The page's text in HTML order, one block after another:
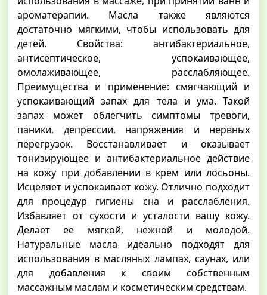
ароматерапии. Масла также являются
достаточно мягкими, чтобы использовать для
детей. Свойства: антибактериальное,
антисептическое, успокаивающее,
омолаживающее, расслабляющее.
Преимущества и применение: смягчающий и
успокаивающий запах для тела и ума. Такой
запах может облегчить симптомы тревоги,
паники, депрессии, напряжения и нервных
перегрузок. Восстанавливает и оказывает
тонизирующее и антибактериальное действие
на кожу при добавлении в крем или лосьоны.
Исцеляет и успокаивает кожу. Отлично подходит
для процедур гигиены сна и расслабления.
Избавляет от сухости и усталости вашу кожу.
Делает ее мягкой, нежной и молодой.
Натуральные масла идеально подходят для
использования в масляных лампах, саунах, или
для добавления к своим собственным
массажным маслам и косметическим средствам.